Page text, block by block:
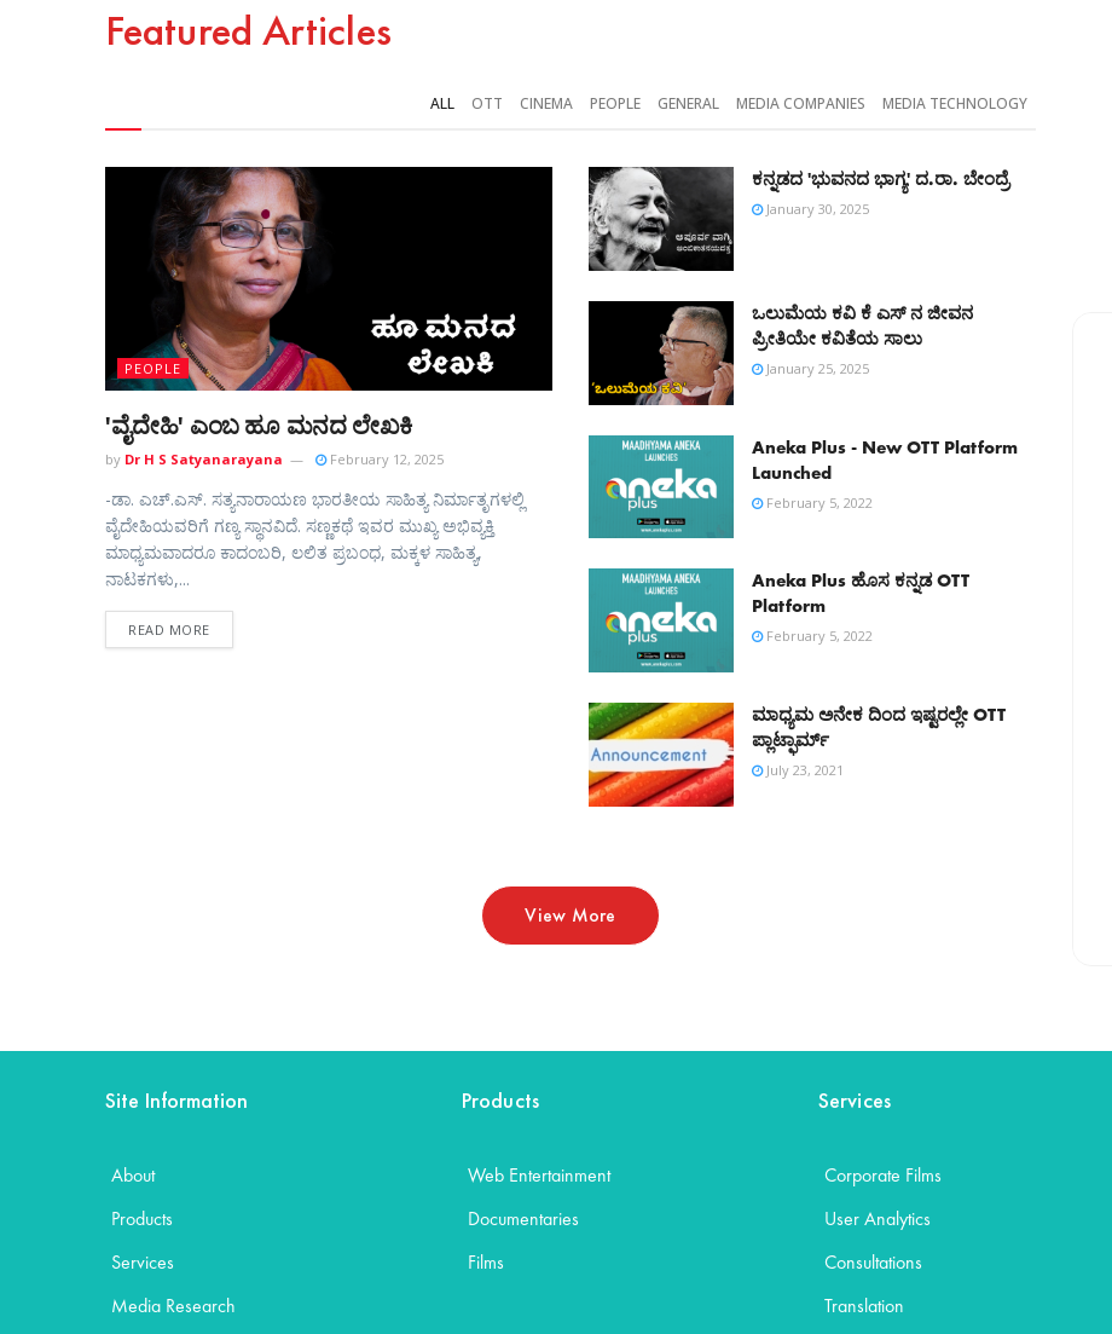
Featured Articles
ALL OTT CINEMA PEOPLE GENERAL MEDIA COMPANIES MEDIA TECHNOLOGY
PEOPLE
'ವೈದೇಹಿ' ಎಂಬ ಹೂ ಮನದ ಲೇಖಕಿ
by Dr H S Satyanarayana February 12, 2025
-ಡಾ‌. ಎಚ್.ಎಸ್. ಸತ್ಯನಾರಾಯಣ ಭಾರತೀಯ ಸಾಹಿತ್ಯ ನಿರ್ಮಾತೃಗಳಲ್ಲಿ
ವೈದೇಹಿಯವರಿಗೆ ಗಣ್ಯ ಸ್ಥಾನವಿದೆ. ಸಣ್ಣಕಥೆ ಇವರ ಮುಖ್ಯ ಅಭಿವ್ಯಕ್ತಿ
ಮಾಧ್ಯಮವಾದರೂ ಕಾದಂಬರಿ, ಲಲಿತ ಪ್ರಬಂಧ, ಮಕ್ಕಳ ಸಾಹಿತ್ಯ,
ನಾಟಕಗಳು,...
READ MORE
ಕನ್ನಡದ 'ಭುವನದ ಭಾಗ್ಯ' ದ.ರಾ. ಬೇಂದ್ರೆ
January 30, 2025
ಒಲುಮೆಯ ಕವಿ ಕೆ ಎಸ್ ‌ನ ಜೀವನ
ಪ್ರೀತಿಯೇ ಕವಿತೆಯ ಸಾಲು
January 25, 2025
Aneka Plus - New OTT Platform
Launched
February 5, 2022
Aneka Plus ಹೊಸ ಕನ್ನಡ OTT
Platform
February 5, 2022
ಮಾಧ್ಯಮ ಅನೇಕ ದಿಂದ ಇಷ್ಟರಲ್ಲೇ OTT
ಪ್ಲಾಟ್ಫಾರ್ಮ್
July 23, 2021
View More
Site Information
About
Products
Services
Media Research
Products
Web Entertainment
Documentaries
Films
Services
Corporate Films
User Analytics
Consultations
Translation